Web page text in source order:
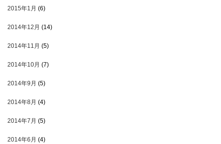
2015年1月 (6)
2014年12月 (14)
2014年11月 (5)
2014年10月 (7)
2014年9月 (5)
2014年8月 (4)
2014年7月 (5)
2014年6月 (4)